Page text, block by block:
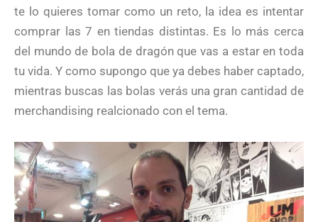
te lo quieres tomar como un reto, la idea es intentar
comprar las 7 en tiendas distintas. Es lo más cerca
del mundo de bola de dragón que vas a estar en toda
tu vida. Y como supongo que ya debes haber captado,
mientras buscas las bolas verás una gran cantidad de
merchandising realcionado con el tema.